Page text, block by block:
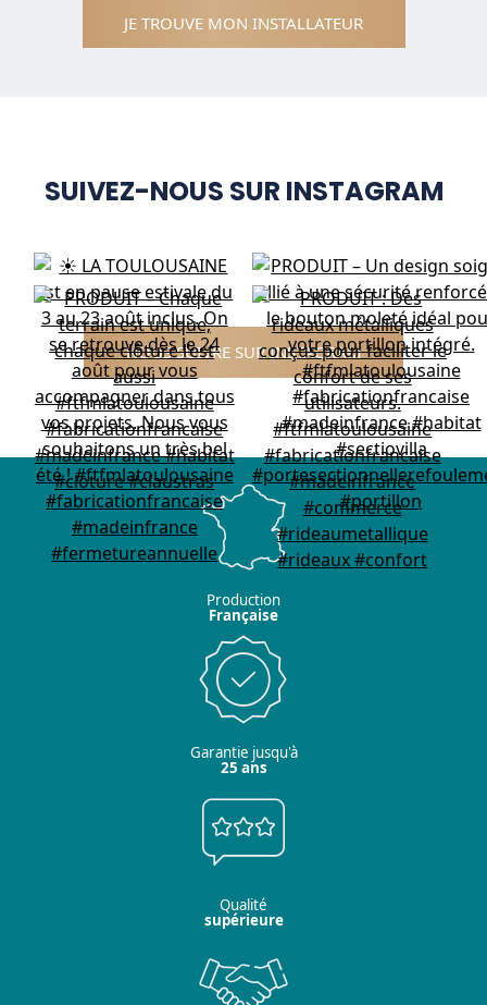
JE TROUVE MON INSTALLATEUR
SUIVEZ-NOUS SUR INSTAGRAM
NOUS SUIVRE SUR INSTAGRAM
Production
Française
Garantie jusqu'à
25 ans
Qualité
supérieure